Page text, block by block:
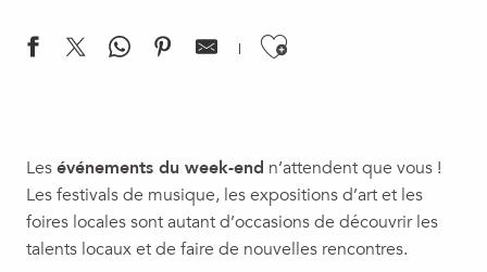
Ajouter aux
Soirée tropicale
Concert | Marine Veber, Autour de la sonate pour piano
Concert | Voyage dansant, Duo Licòrna
Spectacle Famille | Ô, Cie La Volubile
Lesévénements du week-end n’attendent que vous !
Les festivals de musique, les expositions d’art et les
foires locales sont autant d’occasions de découvrir les
talents locaux et de faire de nouvelles rencontres.